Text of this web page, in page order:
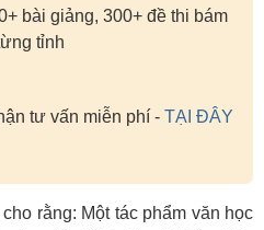
bài giảng, 300+ đề thi bám
tỉnh
tư vấn miễn phí - TẠI ĐÂY
rằng: Một tác phẩm văn học